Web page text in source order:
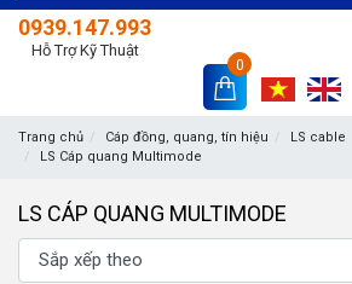
0939.147.993
Hỗ Trợ Kỹ Thuật
0
Trang chủ Cáp đồng, quang, tín hiệu
LS cable
LS Cáp quang Multimode
LS CÁP QUANG MULTIMODE